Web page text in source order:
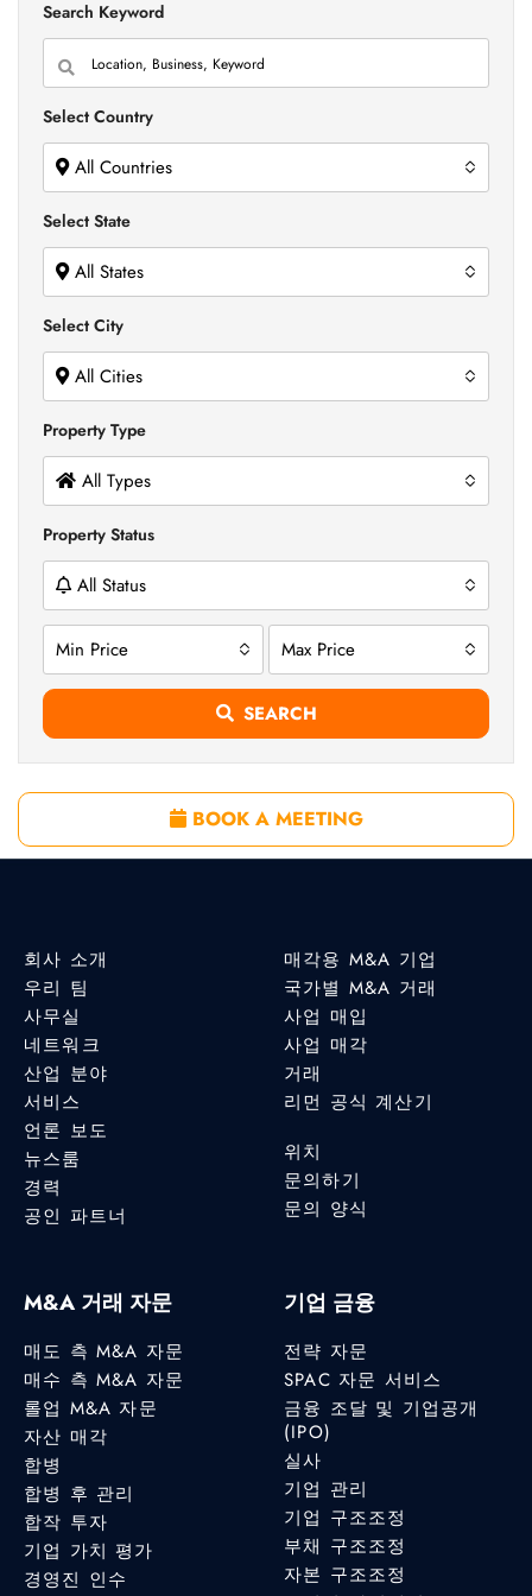
Search Keyword
Select Country
All Countries
Select State
All States
Select City
All Cities
Property Type
All Types
Property Status
All Status
Min Price Max Price
SEARCH
BOOK A MEETING
회사 소개
우리 팀
사무실
네트워크
산업 분야
서비스
언론 보도
뉴스룸
경력
공인 파트너
매각용 M&A 기업
국가별 M&A 거래
사업 매입
사업 매각
거래
리먼 공식 계산기
위치
문의하기
문의 양식
M&A 거래 자문
매도 측 M&A 자문
매수 측 M&A 자문
롤업 M&A 자문
자산 매각
합병
합병 후 관리
합작 투자
기업 가치 평가
경영진 인수
기업 금융
전략 자문
SPAC 자문 서비스
금융 조달 및 기업공개
(IPO)
실사
기업 관리
기업 구조조정
부채 구조조정
자본 구조조정